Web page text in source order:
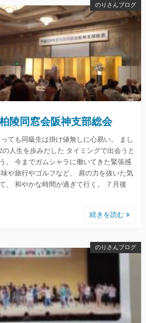
のりさんブログ
陵同窓会阪神支部総会
ても同級生は掛け値無しに心易い。 まし
人生を歩みだした タイミングで出会うと
。 今までガムシャラに働いてきた緊張感
や旅行やゴルフなど、 肩の力を抜いた気
、 和やかな時間が過ぎて行く。 ７月後
続きを読む
のりさんブログ